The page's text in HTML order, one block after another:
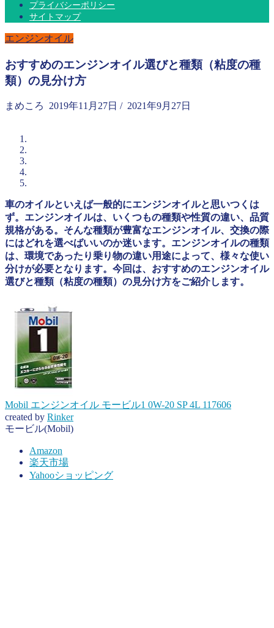
プライバシーポリシー
サイトマップ
エンジンオイル
おすすめのエンジンオイル選びと種類（粘度の種
類）の見分け方
まめころ 2019年11月27日 / 2021年9月27日
車のオイルといえば一般的にエンジンオイルと思いつくは
ず。エンジンオイルは、いくつもの種類や性質の違い、品質
規格がある。そんな種類が豊富なエンジンオイル、交換の際
にはどれを選べばいいのか迷います。エンジンオイルの種類
は、環境であったり乗り物の違い用途によって、様々な使い
分けが必要となります。今回は、おすすめのエンジンオイル
選びと種類（粘度の種類）の見分け方をご紹介します。
Mobil エンジンオイル モービル1 0W-20 SP 4L 117606
created by Rinker
モービル(Mobil)
Amazon
楽天市場
Yahooショッピング